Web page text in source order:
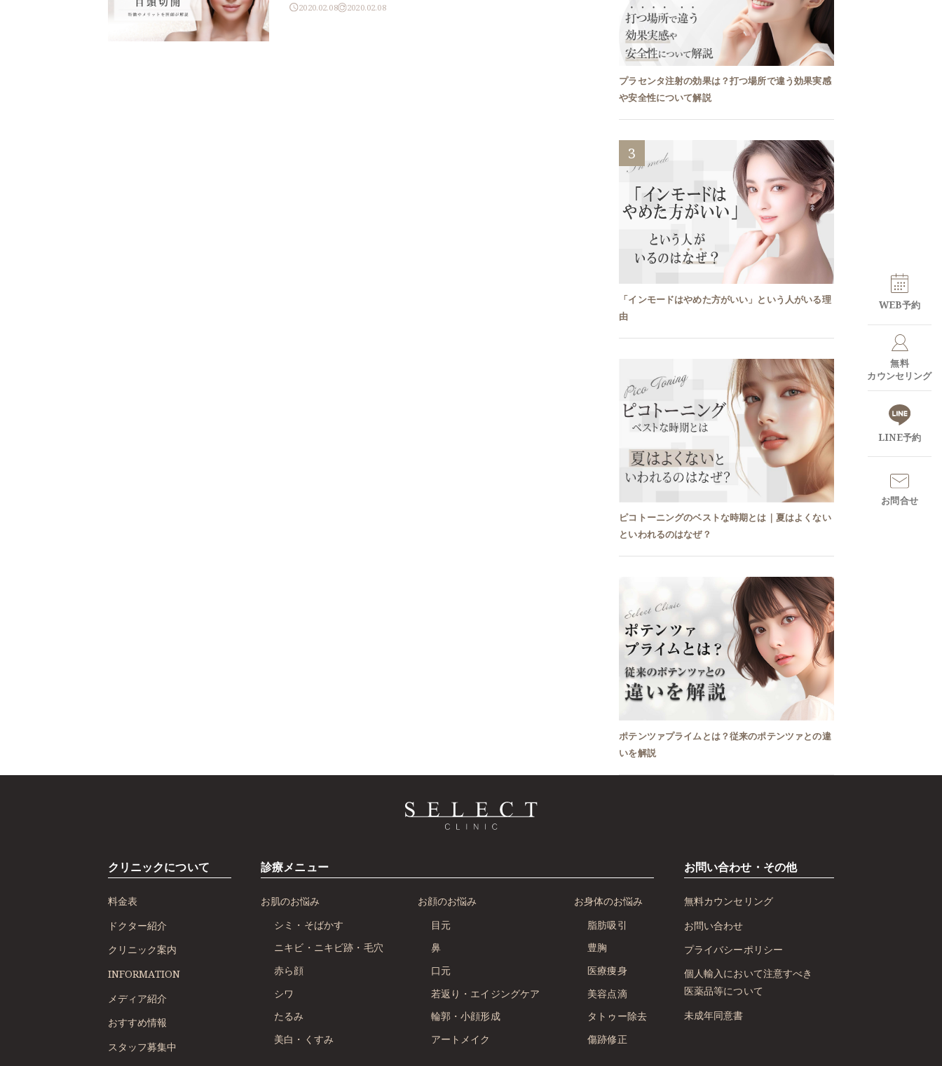
WEB予約
無料
カウンセリング
LINE予約
お問合せ
2020.02.08 2020.02.08
プラセンタ注射の効果は？打つ場所で違う効果実感
や安全性について解説
3
「インモードはやめた方がいい」という人がいる理
由
ピコトーニングのベストな時期とは｜夏はよくない
といわれるのはなぜ？
ポテンツァプライムとは？従来のポテンツァとの違
いを解説
クリニックについて
料金表
ドクター紹介
クリニック案内
INFORMATION
メディア紹介
おすすめ情報
スタッフ募集中
診療メニュー
お肌のお悩み
シミ・そばかす
ニキビ・ニキビ跡・毛穴
赤ら顔
シワ
たるみ
美白・くすみ
お顔のお悩み
目元
鼻
口元
若返り・エイジングケア
輪郭・小顔形成
アートメイク
お身体のお悩み
脂肪吸引
豊胸
医療痩身
美容点滴
タトゥー除去
傷跡修正
お問い合わせ・その他
無料カウンセリング
お問い合わせ
プライバシーポリシー
個人輸入において注意すべき
医薬品等について
未成年同意書